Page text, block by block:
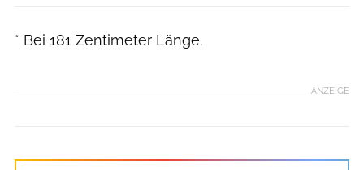
* Bei 181 Zentimeter Länge.
ANZEIGE